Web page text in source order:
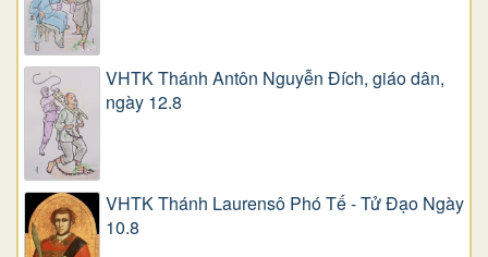
VHTK Thánh Antôn Nguyễn Ðích, giáo dân,
ngày 12.8
VHTK Thánh Laurensô Phó Tế - Tử Đạo Ngày
10.8